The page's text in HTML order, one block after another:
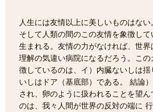
人生には友情以上に美しいものはない
そして人類の間のこの友情を象徴し
生まれる。友情の力がなければ、世
理解の気違い病院になるだろう。こ
徴しているのは、イ）内臓ないしは
いしはドア（基底部）である。 結論
され、卵のように扱われることを望
のは、我々人間が世界の反対の端に